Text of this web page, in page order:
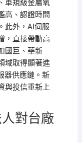
車規級金屬氧
高、認證時間
此外，AI伺服
，直接帶動高
國巨、華新
域取得顯著進
器供應鏈。新
與投信重新上
對台廠